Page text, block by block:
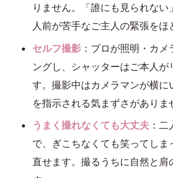
りません。「誰にも見られない
人前が苦手なご主人の緊張をほ
セルフ撮影：プロが照明・カメ
ングし、シャッターはご本人が
す。撮影中はカメラマンが横に
を指示される気まずさがありま
うまく撮れなくても大丈夫：二
で、ぎこちなくても笑ってしま
直せます。撮るうちに自然と肩